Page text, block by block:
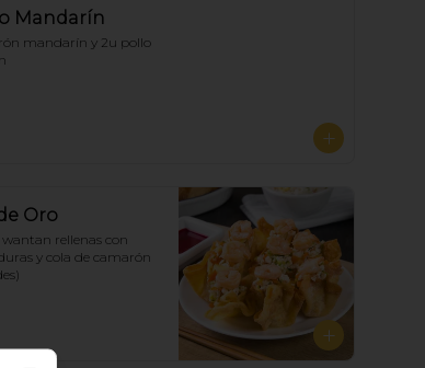
Mandarín
mandarín y 2u pollo
Oro
wantan rellenas con
y cola de camarón